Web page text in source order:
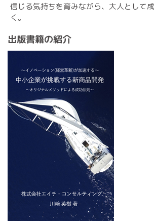
信じる気持ちを育みながら、大人として
く。
出版書籍の紹介